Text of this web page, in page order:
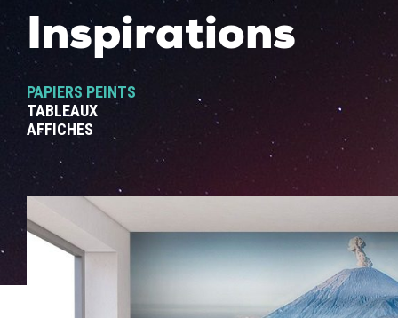
Inspirations
PAPIERS PEINTS
TABLEAUX
AFFICHES